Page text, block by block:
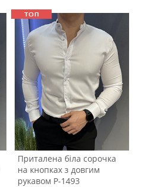
Приталена біла сорочка
на кнопках з довгим
рукавом Р-1493